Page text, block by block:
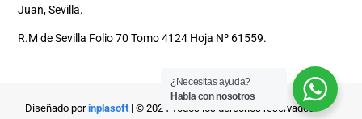
Juan, Sevilla.
R.M de Sevilla Folio 70 Tomo 4124 Hoja Nº 61559.
Diseñado porinplasoft| © 2024 Todos los derechos reservados
¿Necesitas ayuda?
Habla con nosotros